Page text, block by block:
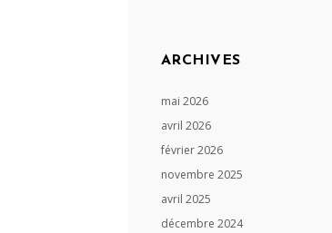
ARCHIVES
mai 2026
avril 2026
février 2026
novembre 2025
avril 2025
décembre 2024